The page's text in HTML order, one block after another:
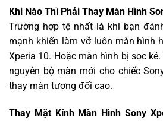
Khi Nào Thì Phải Thay Màn Hình
Trường hợp tệ nhất là khi bạn
mạnh khiến làm vỡ luôn màn hình
Xperia 10. Hoặc màn hình bị sọc
nguyên bộ màn mới cho chiếc
thay màn tương đối cao.
Thay Mặt Kính Màn Hình Sony